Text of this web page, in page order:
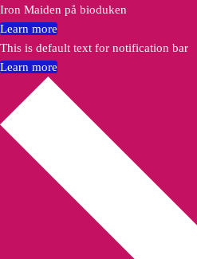
Iron Maiden på bioduken
Learn more
This is default text for notification bar
Learn more